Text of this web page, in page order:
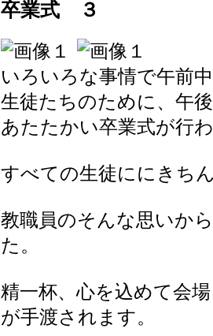
卒業式 ３
いろいろな事情で午前
生徒たちのために、午
あたたかい卒業式が行
すべての生徒ににきち
教職員のそんな思いか
た。
精一杯、心を込めて会
が手渡されます。